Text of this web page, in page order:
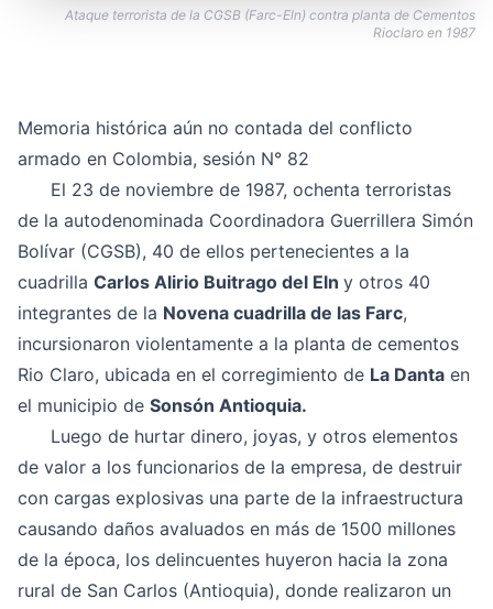
Ataque terrorista de la CGSB (Farc-Eln) contra planta de Cementos
Rioclaro en 1987
Memoria histórica aún no contada del conflicto
armado en Colombia, sesión N° 82
El 23 de noviembre de 1987, ochenta terroristas
de la autodenominada Coordinadora Guerrillera Simón
Bolívar (CGSB), 40 de ellos pertenecientes a la
cuadrilla Carlos Alirio Buitrago del Eln y otros 40
integrantes de la Novena cuadrilla de las Farc,
incursionaron violentamente a la planta de cementos
Rio Claro, ubicada en el corregimiento de La Danta en
el municipio de Sonsón Antioquia.
Luego de hurtar dinero, joyas, y otros elementos
de valor a los funcionarios de la empresa, de destruir
con cargas explosivas una parte de la infraestructura
causando daños avaluados en más de 1500 millones
de la época, los delincuentes huyeron hacia la zona
rural de San Carlos (Antioquia), donde realizaron un